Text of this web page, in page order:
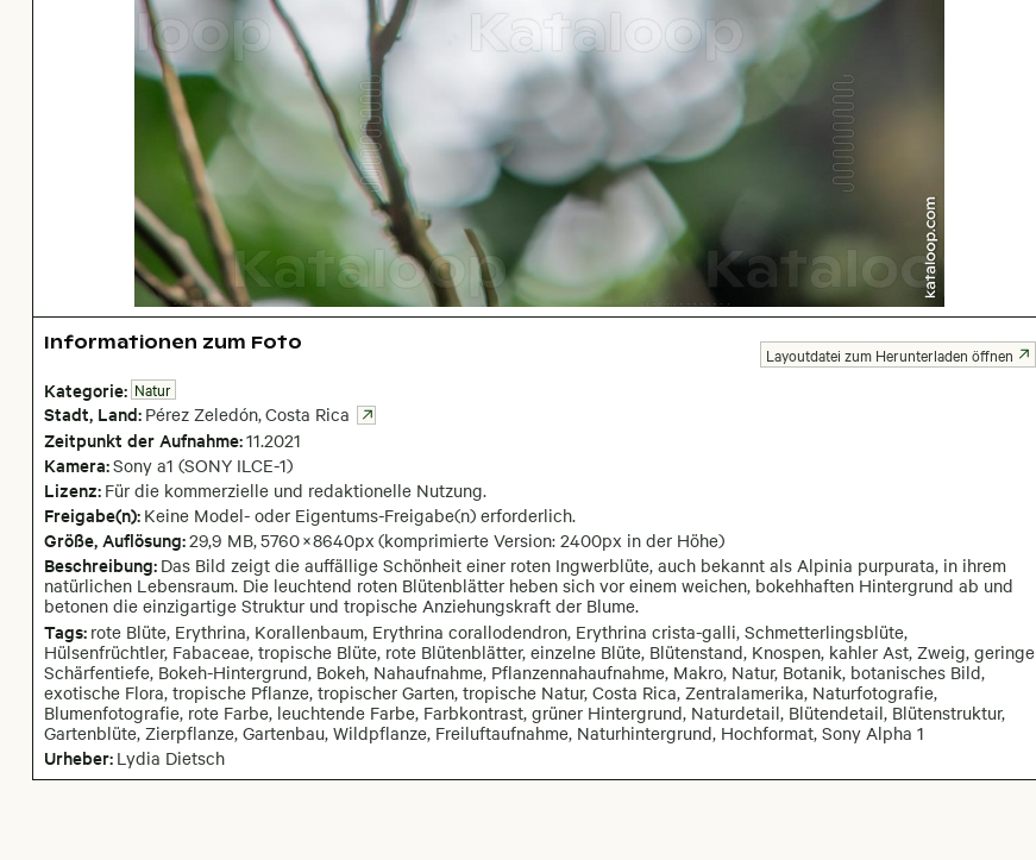
Informationen zum Foto
Kategorie: Natur
Stadt, Land: Pérez Zeledón,Costa Rica
Zeitpunkt der Aufnahme:11.2021
Kamera:Sony a1 (SONY ILCE-1)
Lizenz: Für die kommerzielle und redaktionelle Nutzung.
Freigabe(n): Keine Model- oder Eigentums-Freigabe(n) erforderlich.
Größe, Auflösung:29,9 MB,5760×8640px (komprimierte Version: 2400px in der Höhe)
Beschreibung: Das Bild zeigt die auffällige Schönheit einer roten Ingwerblüte, auch bekannt als Alpinia purpurata, in ihrem
natürlichen Lebensraum. Die leuchtend roten Blütenblätter heben sich vor einem weichen, bokehhaften Hintergrund ab und
betonen die einzigartige Struktur und tropische Anziehungskraft der Blume.
Tags: rote Blüte, Erythrina, Korallenbaum, Erythrina corallodendron, Erythrina crista-galli, Schmetterlingsblüte,
Hülsenfrüchtler, Fabaceae, tropische Blüte, rote Blütenblätter, einzelne Blüte, Blütenstand, Knospen, kahler Ast, Zweig, geringe
Schärfentiefe, Bokeh-Hintergrund, Bokeh, Nahaufnahme, Pflanzennahaufnahme, Makro, Natur, Botanik, botanisches Bild,
exotische Flora, tropische Pflanze, tropischer Garten, tropische Natur, Costa Rica, Zentralamerika, Naturfotografie,
Blumenfotografie, rote Farbe, leuchtende Farbe, Farbkontrast, grüner Hintergrund, Naturdetail, Blütendetail, Blütenstruktur,
Gartenblüte, Zierpflanze, Gartenbau, Wildpflanze, Freiluftaufnahme, Naturhintergrund, Hochformat, Sony Alpha 1
Urheber: Lydia Dietsch
Layoutdatei zum Herunterladen öffnen